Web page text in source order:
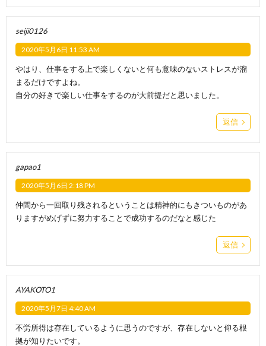
seiji0126
2020年5月6日 11:53 AM
やはり、仕事をする上で楽しくないと何も意味のないストレスが溜
まるだけですよね。
自分の好きで楽しい仕事をするのが大前提だと思いました。
返信
gapao1
2020年5月6日 2:18 PM
仲間から一回取り残されるということは精神的にもきついものがあ
りますがめげずに努力することで成功するのだなと感じた
返信
AYAKOTO1
2020年5月7日 4:40 AM
不労所得は存在しているように思うのですが、存在しないと仰る根
拠が知りたいです。